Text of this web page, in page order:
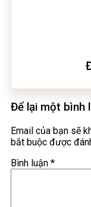
Để lại một bình
Email của bạn sẽ
bắt buộc được
Bình luận *